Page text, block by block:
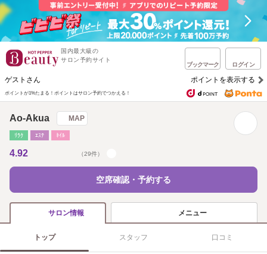
国内最大級の
サロン予約サイト
ブックマーク ログイン
ゲストさん ポイントを表示する
ポイントが1%たまる！ ポイントはサロン予約でつかえる！
Ao-Akua MAP
ﾘﾗｸ ｴｽﾃ ﾈｲﾙ
4.92 （29件）
空席確認・予約する
サロン情報 メニュー
トップ スタッフ 口コミ